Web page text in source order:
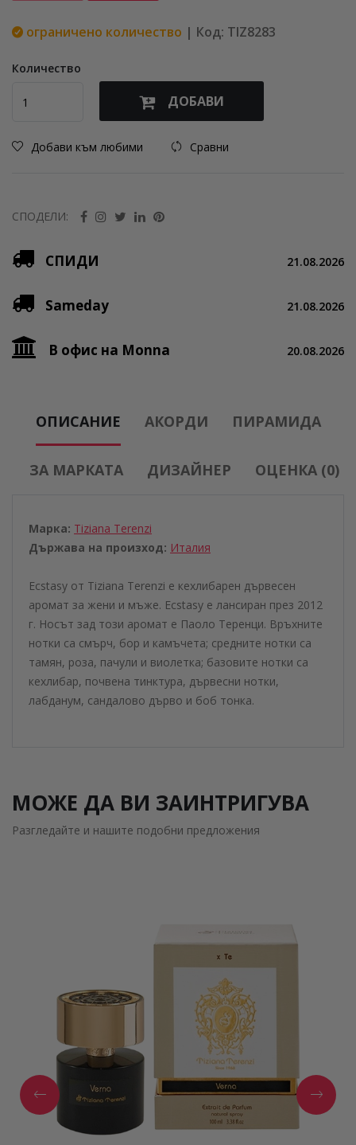
ограничено количество | Код: TIZ8283
Количество
ДОБАВИ
Добави към любими Сравни
СПОДЕЛИ:
СПИДИ 21.08.2026
Sameday 21.08.2026
В офис на Monna 20.08.2026
ОПИСАНИЕ АКОРДИ ПИРАМИДА
ЗА МАРКАТА ДИЗАЙНЕР ОЦЕНКА (0)
Марка: Tiziana Terenzi
Държава на произход: Италия
Ecstasy от Tiziana Terenzi е кехлибарен дървесен
аромат за жени и мъже. Ecstasy е лансиран през 2012
г. Носът зад този аромат е Паоло Теренци. Връхните
нотки са смърч, бор и камъчета; средните нотки са
тамян, роза, пачули и виолетка; базовите нотки са
кехлибар, почвена тинктура, дървесни нотки,
лабданум, сандалово дърво и боб тонка.
МОЖЕ ДА ВИ ЗАИНТРИГУВА
Разгледайте и нашите подобни предложения